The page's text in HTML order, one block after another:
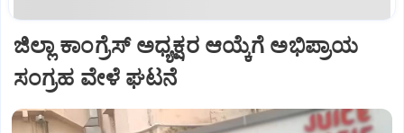
ಜಿಲ್ಲಾ ಕಾಂಗ್ರೆಸ್ ಅಧ್ಯಕ್ಷರ ಆಯ್ಕೆಗೆ ಅಭಿಪ್ರಾಯ
ಸಂಗ್ರಹ ವೇಳೆ ಘಟನೆ